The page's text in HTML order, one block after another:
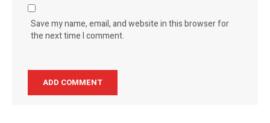
Save my name, email, and website in this browser for
the next time I comment.